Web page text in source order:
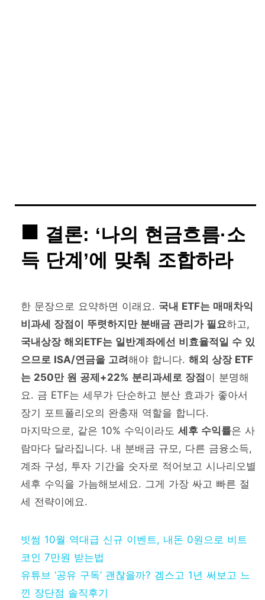
결론: ‘나의 현금흐름·소
득 단계’에 맞춰 조합하라
한 문장으로 요약하면 이래요. 국내 ETF는 매매차익
비과세 장점이 뚜렷하지만 분배금 관리가 필요하고,
국내상장 해외ETF는 일반계좌에선 비효율적일 수 있
으므로 ISA/연금을 고려 해야 합니다. 해외 상장 ETF
는 250만 원 공제+22% 분리과세로 장점 이 분명해
요. 금 ETF는 세무가 단순하고 분산 효과가 좋아서
장기 포트폴리오의 완충재 역할을 합니다.
마지막으로, 같은 10% 수익이라도 세후 수익률은 사
람마다 달라집니다. 내 분배금 규모, 다른 금융소득,
계좌 구성, 투자 기간을 숫자로 적어보고 시나리오별
세후 수익을 가늠해보세요. 그게 가장 싸고 빠른 절
세 전략이에요.
빗썸 10월 역대급 신규 이벤트, 내돈 0원으로 비트
코인 7만원 받는법
유튜브 ‘공유 구독’ 괜찮을까? 겜스고 1년 써보고 느
낀 장단점 솔직후기